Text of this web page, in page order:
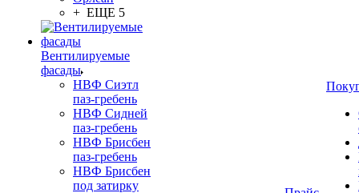
+ ЕЩЕ 5
Вентилируемые
фасады
НВФ Сиэтл
паз-гребень
НВФ Сидней
паз-гребень
НВФ Брисбен
паз-гребень
НВФ Брисбен
под затирку